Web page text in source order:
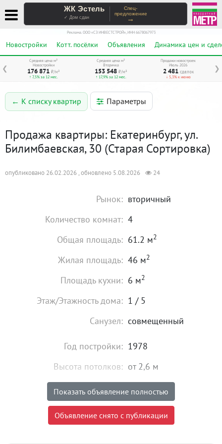
ЖК Эстель
✓ Дом сдан
Спец-
предложение
→
Реклама. ООО «СЗ ИНВЕСТСТРОЙ», ИНН 6678067973
Новостройки Котт. посёлки Объявления Динамика цен и
❮ ❯
Средняя цена м²
Новостройки
176 871 ₽/м²
↑ 7,5% за 12 мес.
Средняя цена м²
Вторичка
153 548 ₽/м²
↑ 17,9% за 12 мес.
Продажи новостроек
Июль 2026
2 481 сделок
↓ 5,3% к июню
← К списку квартир Параметры
Продажа квартиры: Екатеринбург, ул.
Билимбаевская, 30 (Старая Сортировка)
опубликовано 26.02.2026 , обновлено 5.08.2026 24
Рынок: вторичный
Количество комнат: 4
Общая площадь: 61.2 м2
Жилая площадь: 46 м2
Площадь кухни: 6 м2
Этаж/Этажность дома: 1 / 5
Санузел: совмещенный
Год постройки: 1978
Высота потолков: от 2,6 м
Состояние: хорошее
Мебель: есть
Показать объявление полностью
Объявление снято с публикации